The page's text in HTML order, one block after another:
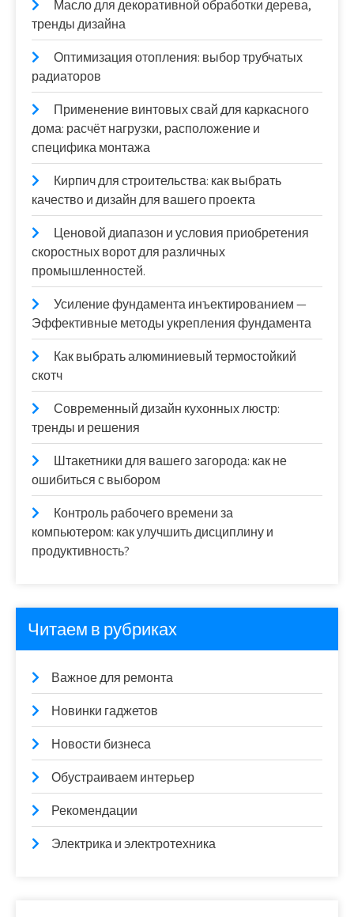
Масло для декоративной обработки дерева,
тренды дизайна
Оптимизация отопления: выбор трубчатых
радиаторов
Применение винтовых свай для каркасного
дома: расчёт нагрузки, расположение и
специфика монтажа
Кирпич для строительства: как выбрать
качество и дизайн для вашего проекта
Ценовой диапазон и условия приобретения
скоростных ворот для различных
промышленностей.
Усиление фундамента инъектированием —
Эффективные методы укрепления фундамента
Как выбрать алюминиевый термостойкий
скотч
Современный дизайн кухонных люстр:
тренды и решения
Штакетники для вашего загорода: как не
ошибиться с выбором
Контроль рабочего времени за
компьютером: как улучшить дисциплину и
продуктивность?
Читаем в рубриках
Важное для ремонта
Новинки гаджетов
Новости бизнеса
Обустраиваем интерьер
Рекомендации
Электрика и электротехника